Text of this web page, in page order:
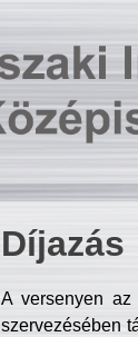
Díjazás
A versenyen
szervezésében